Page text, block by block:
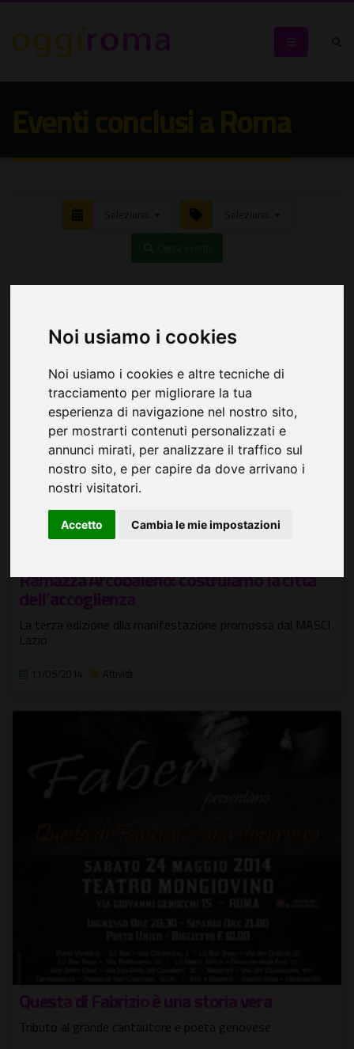
Noi usiamo i cookies
Noi usiamo i cookies e altre tecniche di
tracciamento per migliorare la tua
esperienza di navigazione nel nostro sito,
per mostrarti contenuti personalizzati e
annunci mirati, per analizzare il traffico sul
nostro sito, e per capire da dove arrivano i
nostri visitatori.
Accetto Cambia le mie impostazioni
Ramazza Arcobaleno: costruiamo la città
dell’accoglienza
La terza edizione dlla manifestazione promossa dal MASCI
Lazio
11/05/2014 Attività
Questa di Fabrizio è una storia vera
Tributo al grande cantautore e poeta genovese